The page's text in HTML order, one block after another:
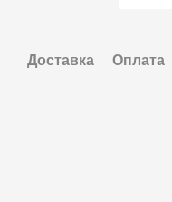
Доставка Оплата